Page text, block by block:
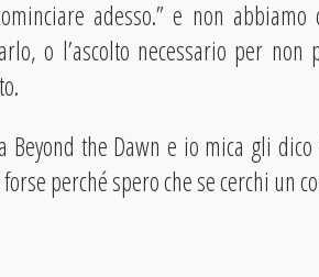
adesso.” e non abbiamo
o l’ascolto necessario per non
Beyond the Dawn e io mica gli dico
forse perché spero che se cerchi un